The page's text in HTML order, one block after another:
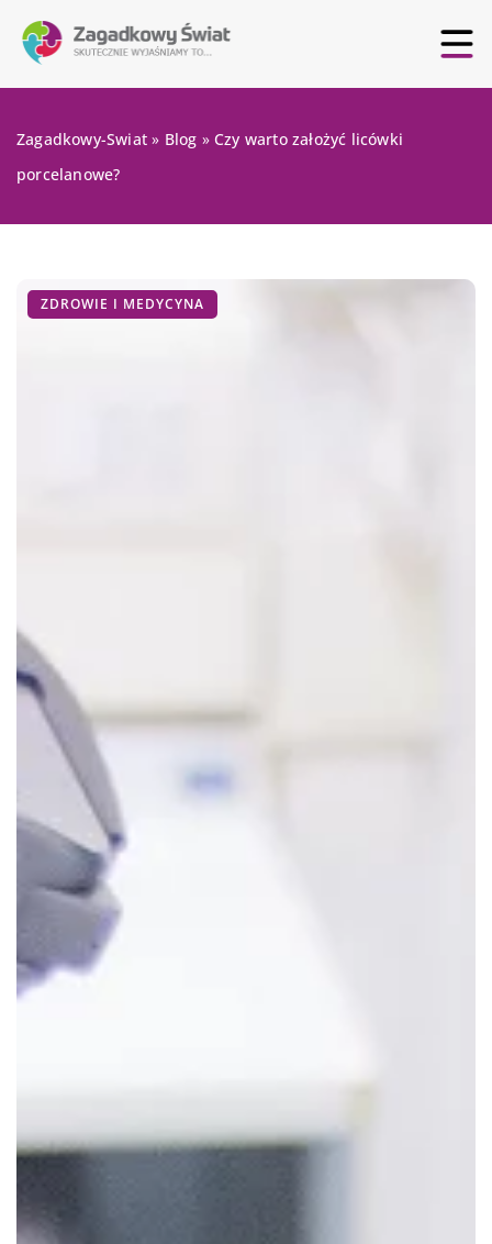
Zagadkowy-Swiat » Blog »Czy warto założyć licówki
porcelanowe?
ZDROWIE I MEDYCYNA